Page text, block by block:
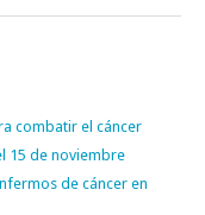
combatir el cáncer
15 de noviembre
de cáncer en